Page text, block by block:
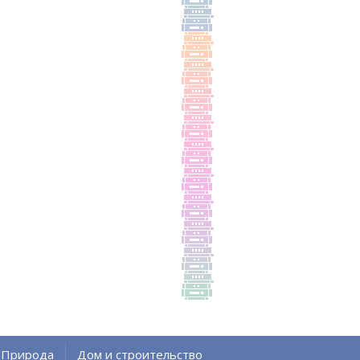
Природа Дом и строительство